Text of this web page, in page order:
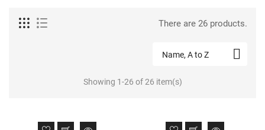
There are 26 products.
Name, A to Z 
Showing 1-26 of 26 item(s)